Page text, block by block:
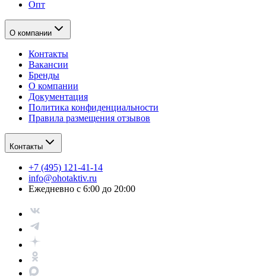
Опт
О компании
Контакты
Вакансии
Бренды
О компании
Документация
Политика конфиденциальности
Правила размещения отзывов
Контакты
+7 (495) 121-41-14
info@ohotaktiv.ru
Ежедневно с 6:00 до 20:00